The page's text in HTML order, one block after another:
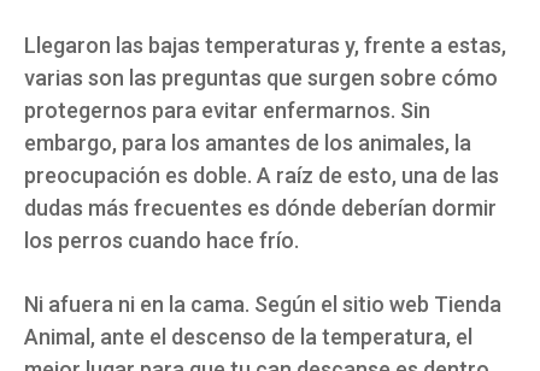
Llegaron las bajas temperaturas y, frente a estas,
varias son las preguntas que surgen sobre cómo
protegernos para evitar enfermarnos. Sin
embargo, para los amantes de los animales, la
preocupación es doble. A raíz de esto, una de las
dudas más frecuentes es dónde deberían dormir
los perros cuando hace frío.
Ni afuera ni en la cama. Según el sitio web Tienda
Animal, ante el descenso de la temperatura, el